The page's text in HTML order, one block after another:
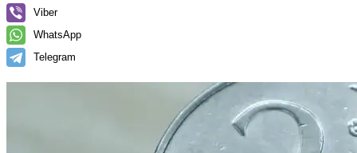
Viber
WhatsApp
Telegram